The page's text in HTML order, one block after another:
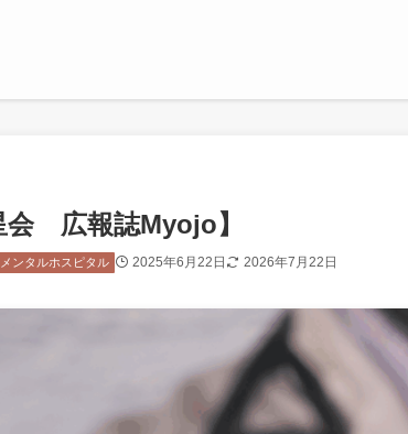
会 広報誌Myojo】
ンタルホスピタル 2025年6月22日 2026年7月22日